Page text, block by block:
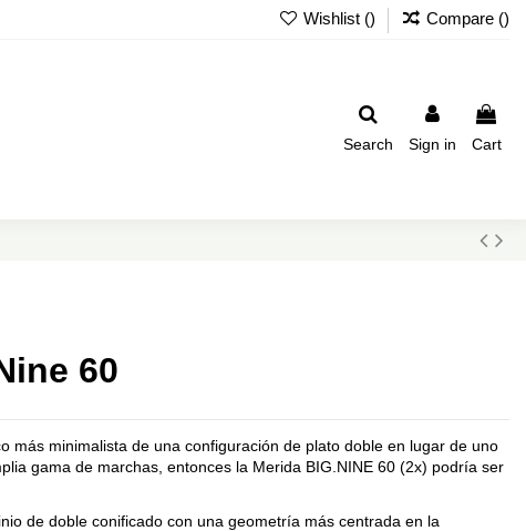
Wishlist () Compare ()
Search Sign in Cart
60
más minimalista de una configuración de plato doble en lugar de uno
gama de marchas, entonces la Merida BIG.NINE 60 (2x) podría ser
de doble conificado con una geometría más centrada en la